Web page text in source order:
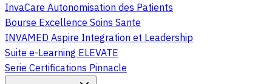
InvaCare Autonomisation des Patients
Bourse Excellence Soins Sante
INVAMED Aspire Integration et Leadership
Suite e-Learning ELEVATE
Serie Certifications Pinnacle